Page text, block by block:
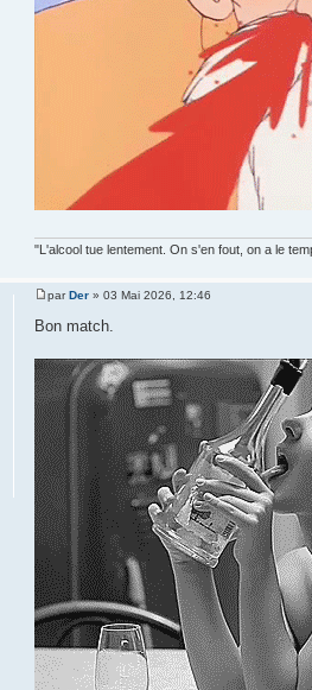
"L'alcool tue lentement. On s'en fout, on a le
parDer » 03 Mai 2026, 12:46
Bon match.